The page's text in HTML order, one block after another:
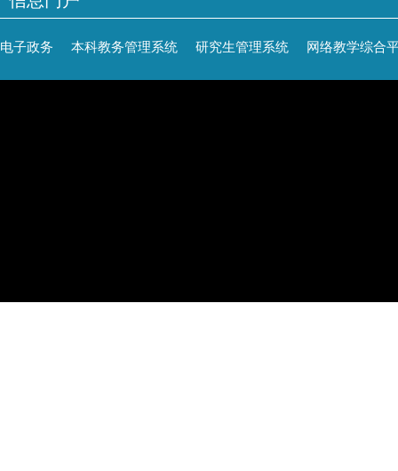
电子政务 本科教务管理系统 研究生管理系统 网络教学综合